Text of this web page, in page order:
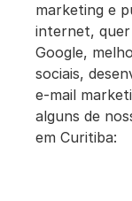
marketing e
internet,
Google,
sociais,
e-mail
alguns de
em Curitiba: